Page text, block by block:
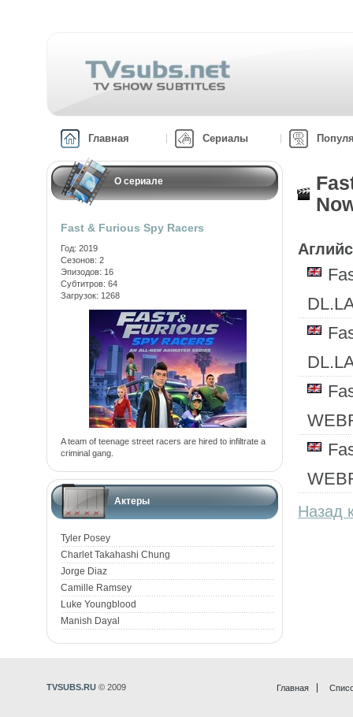
Главная Сериалы
О сериале
Fast & Furious Spy Racers
Год: 2019
Сезонов: 2
Эпизодов: 16
Субтитров: 64
Загрузок: 1268
A team of teenage street racers are hired to infiltrate a
criminal gang.
Актеры
Tyler Posey
Charlet Takahashi Chung
Jorge Diaz
Camille Ramsey
Luke Youngblood
Manish Dayal
Назад
Главная
TVSUBS.RU © 2009